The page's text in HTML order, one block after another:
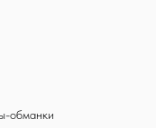
обманки